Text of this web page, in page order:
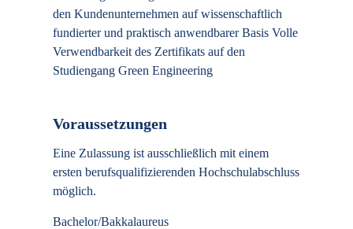
den Kundenunternehmen auf wissenschaftlich
fundierter und praktisch anwendbarer Basis Volle
Verwendbarkeit des Zertifikats auf den
Studiengang Green Engineering
Voraussetzungen
Eine Zulassung ist ausschließlich mit einem
ersten berufsqualifizierenden Hochschulabschluss
möglich.
Bachelor/Bakkalaureus